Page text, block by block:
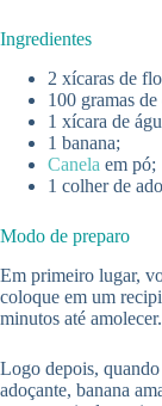
Ingredientes
2 xícaras de
100 gramas
1 xícara de
1 banana;
Canela em pó;
1 colher de
Modo de preparo
Em primeiro lugar,
coloque em um
minutos até amolecer.
Logo depois,
adoçante, banana